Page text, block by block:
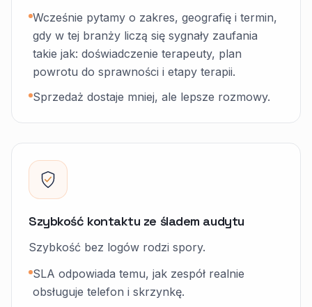
Wcześnie pytamy o zakres, geografię i termin,
gdy w tej branży liczą się sygnały zaufania
takie jak: doświadczenie terapeuty, plan
powrotu do sprawności i etapy terapii.
Sprzedaż dostaje mniej, ale lepsze rozmowy.
Szybkość kontaktu ze śladem audytu
Szybkość bez logów rodzi spory.
SLA odpowiada temu, jak zespół realnie
obsługuje telefon i skrzynkę.